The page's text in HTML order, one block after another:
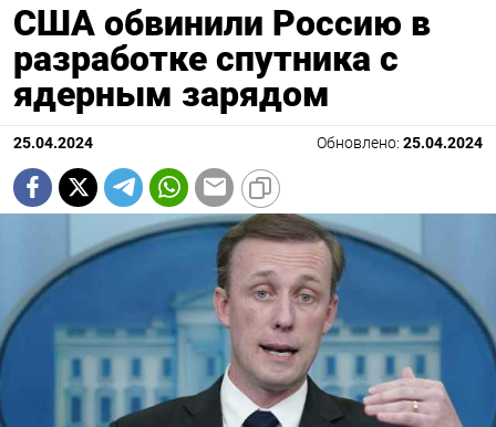
США обвинили Россию в
разработке спутника с
ядерным зарядом
25.04.2024 Обновлено: 25.04.2024